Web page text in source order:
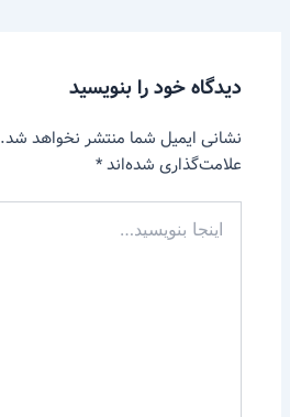
دیدگاه‌ خود را بنویسید
نشانی ایمیل شما منتشر نخواهد شد.
علامت‌گذاری شده‌اند*
بنویسید…